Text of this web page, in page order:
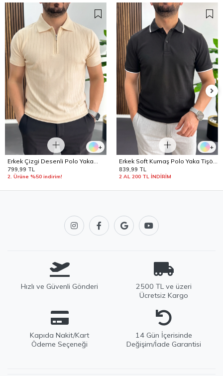
+
Erkek Çizgi Desenli Polo Yaka
Krem Edw458
799,99 TL
2. Ürüne %50 indirim!
+
Erkek Soft Kumaş Polo Yaka Tişört
Siyah Edw506
839,99 TL
2 AL 200 TL İNDİRİM
Hızlı ve Güvenli Gönderi
2500 TL ve üzeri
Ücretsiz Kargo
Kapıda Nakit/Kart
Ödeme Seçeneği
14 Gün İçerisinde
Değişim/İade Garantisi